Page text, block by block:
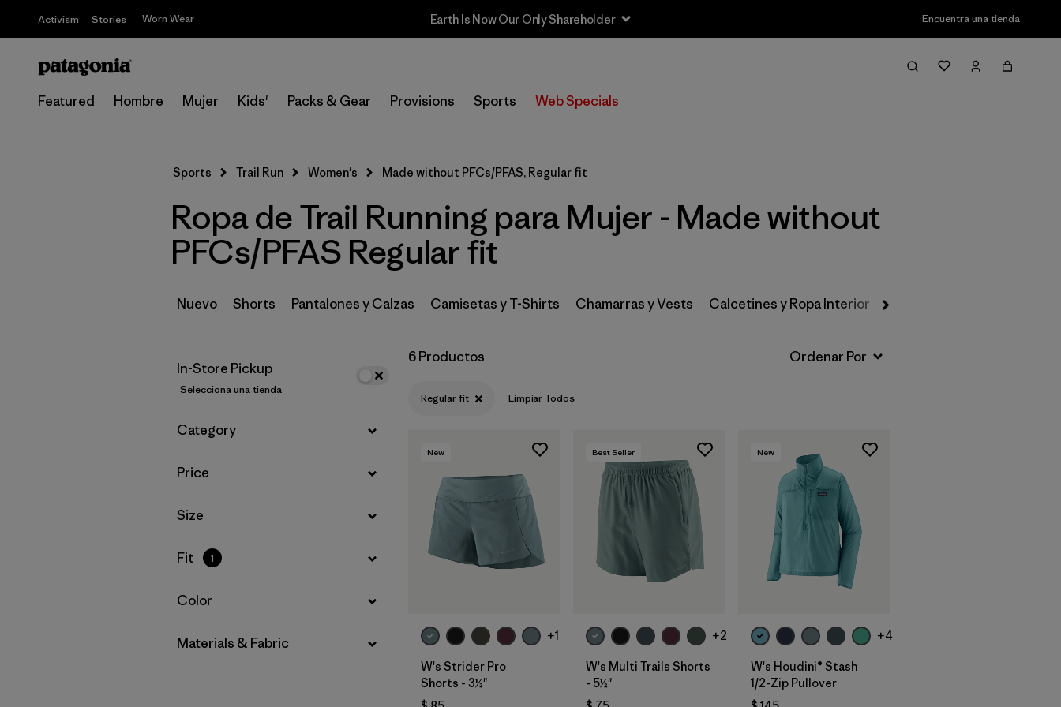
Activism Stories Worn Wear Earth Is Now Our Only Shareholder Encuentra una tienda
Featured Hombre Mujer Kids' Packs & Gear Provisions Sports Web Specials
Filter & Sort
Selecciona una tienda
Filtrar por
Price
Filtrar por
Size
Filtrar por
Fit 1
Filtrar por
Color
Filtrar por
Materials & Fabric
Sports Trail Run Women's Made without PFCs/PFAS, Regular fit
Ropa de Trail Running para Mujer - Made without
PFCs/PFAS Regular fit
Nuevo Shorts Pantalones y Calzas Camisetas y T-Shirts Chamarras y Vests Calcetines y Ropa Interior Gorros y Accesorios
In-Store Pickup
Selecciona una tienda
Filtrar por
Category
Filtrar por
Price
Filtrar por
Size
Filtrar por
Fit 1
Filtrar por
Color
Filtrar por
Materials & Fabric
6 Productos
Regular fit Limpiar Todos
New
+1
W's Strider Pro
Shorts - 3½"
Best Seller
+2
W's Multi Trails Shorts
- 5½"
New
+4
W's Houdini® Stash
1/2-Zip Pullover